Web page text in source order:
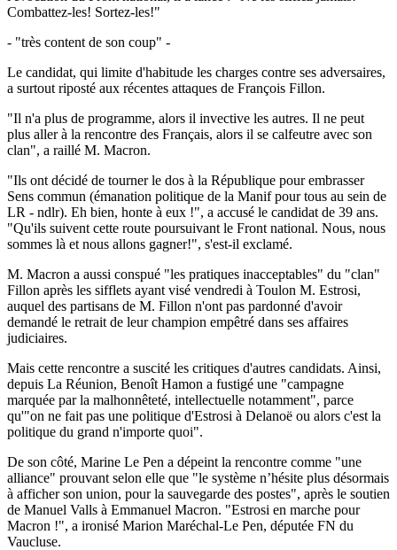
Combattez-les! Sortez-les!"
- "très content de son coup" -
Le candidat, qui limite d'habitude les charges contre ses adversaires,
a surtout riposté aux récentes attaques de François Fillon.
"Il n'a plus de programme, alors il invective les autres. Il ne peut
plus aller à la rencontre des Français, alors il se calfeutre avec son
clan", a raillé M. Macron.
"Ils ont décidé de tourner le dos à la République pour embrasser
Sens commun (émanation politique de la Manif pour tous au sein de
LR - ndlr). Eh bien, honte à eux !", a accusé le candidat de 39 ans.
"Qu'ils suivent cette route poursuivant le Front national. Nous, nous
sommes là et nous allons gagner!", s'est-il exclamé.
M. Macron a aussi conspué "les pratiques inacceptables" du "clan"
Fillon après les sifflets ayant visé vendredi à Toulon M. Estrosi,
auquel des partisans de M. Fillon n'ont pas pardonné d'avoir
demandé le retrait de leur champion empêtré dans ses affaires
judiciaires.
Mais cette rencontre a suscité les critiques d'autres candidats. Ainsi,
depuis La Réunion, Benoît Hamon a fustigé une "campagne
marquée par la malhonnêteté, intellectuelle notamment", parce
qu'"on ne fait pas une politique d'Estrosi à Delanoë ou alors c'est la
politique du grand n'importe quoi".
De son côté, Marine Le Pen a dépeint la rencontre comme "une
alliance" prouvant selon elle que "le système n’hésite plus désormais
à afficher son union, pour la sauvegarde des postes", après le soutien
de Manuel Valls à Emmanuel Macron. "Estrosi en marche pour
Macron !", a ironisé Marion Maréchal-Le Pen, députée FN du
Vaucluse.